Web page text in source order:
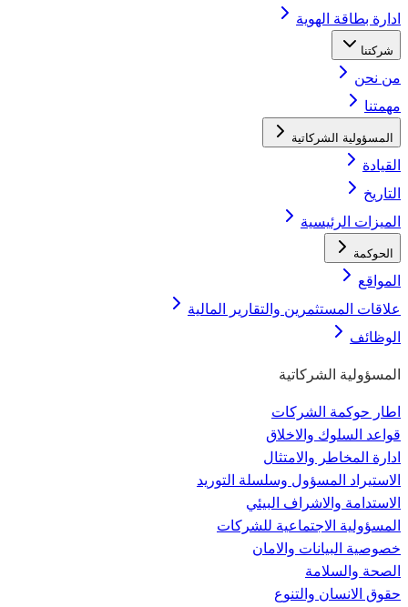
ادارة بطاقة الهوية
شركتنا
من نحن
مهمتنا
المسؤولية الشركاتية
القيادة
التاريخ
الميزات الرئيسية
الحوكمة
المواقع
علاقات المستثمرين والتقارير المالية
الوظائف
المسؤولية الشركاتية
اطار حوكمة الشركات
قواعد السلوك والاخلاق
ادارة المخاطر والامتثال
الاستيراد المسؤول وسلسلة التوريد
الاستدامة والاشراف البيئي
المسؤولية الاجتماعية للشركات
خصوصية البيانات والامان
الصحة والسلامة
حقوق الانسان والتنوع